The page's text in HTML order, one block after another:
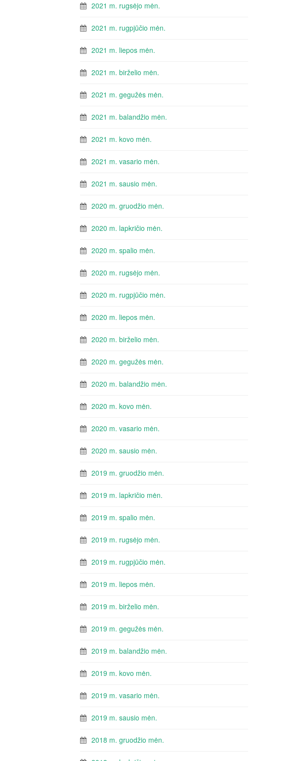
2021 m. rugsėjo mėn.
2021 m. rugpjūčio mėn.
2021 m. liepos mėn.
2021 m. birželio mėn.
2021 m. gegužės mėn.
2021 m. balandžio mėn.
2021 m. kovo mėn.
2021 m. vasario mėn.
2021 m. sausio mėn.
2020 m. gruodžio mėn.
2020 m. lapkričio mėn.
2020 m. spalio mėn.
2020 m. rugsėjo mėn.
2020 m. rugpjūčio mėn.
2020 m. liepos mėn.
2020 m. birželio mėn.
2020 m. gegužės mėn.
2020 m. balandžio mėn.
2020 m. kovo mėn.
2020 m. vasario mėn.
2020 m. sausio mėn.
2019 m. gruodžio mėn.
2019 m. lapkričio mėn.
2019 m. spalio mėn.
2019 m. rugsėjo mėn.
2019 m. rugpjūčio mėn.
2019 m. liepos mėn.
2019 m. birželio mėn.
2019 m. gegužės mėn.
2019 m. balandžio mėn.
2019 m. kovo mėn.
2019 m. vasario mėn.
2019 m. sausio mėn.
2018 m. gruodžio mėn.